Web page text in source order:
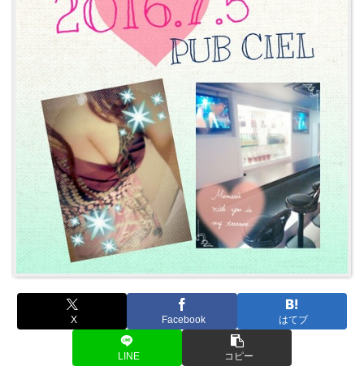
X Facebook はてブ
LINE コピー